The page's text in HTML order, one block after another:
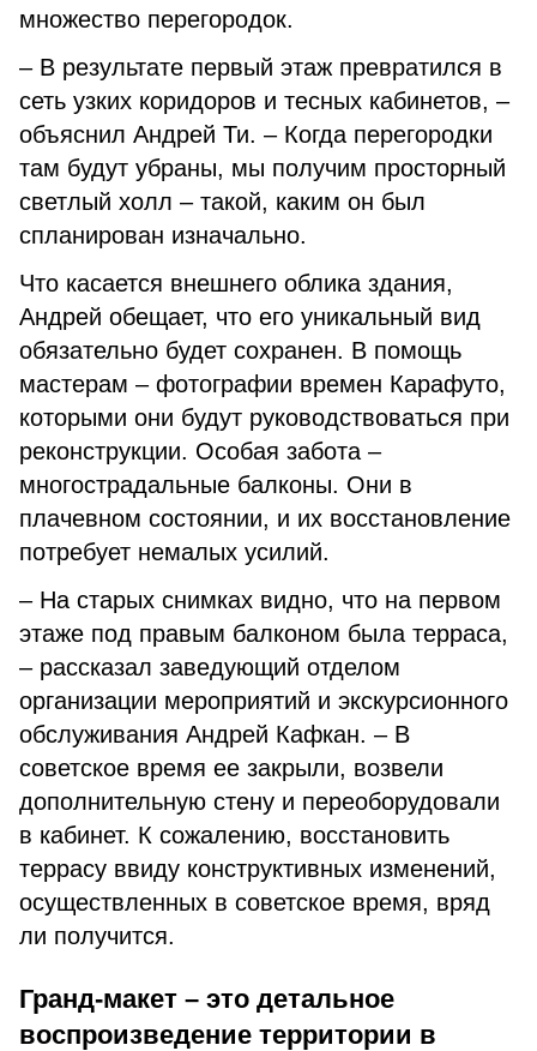
множество перегородок.
– В результате первый этаж превратился в
сеть узких коридоров и тесных кабинетов, –
объяснил Андрей Ти. – Когда перегородки
там будут убраны, мы получим просторный
светлый холл – такой, каким он был
спланирован изначально.
Что касается внешнего облика здания,
Андрей обещает, что его уникальный вид
обязательно будет сохранен. В помощь
мастерам – фотографии времен Карафуто,
которыми они будут руководствоваться при
реконструкции. Особая забота –
многострадальные балконы. Они в
плачевном состоянии, и их восстановление
потребует немалых усилий.
– На старых снимках видно, что на первом
этаже под правым балконом была терраса,
– рассказал заведующий отделом
организации мероприятий и экскурсионного
обслуживания Андрей Кафкан. – В
советское время ее закрыли, возвели
дополнительную стену и переоборудовали
в кабинет. К сожалению, восстановить
террасу ввиду конструктивных изменений,
осуществленных в советское время, вряд
ли получится.
Гранд­-макет – это детальное
воспроизведение территории в